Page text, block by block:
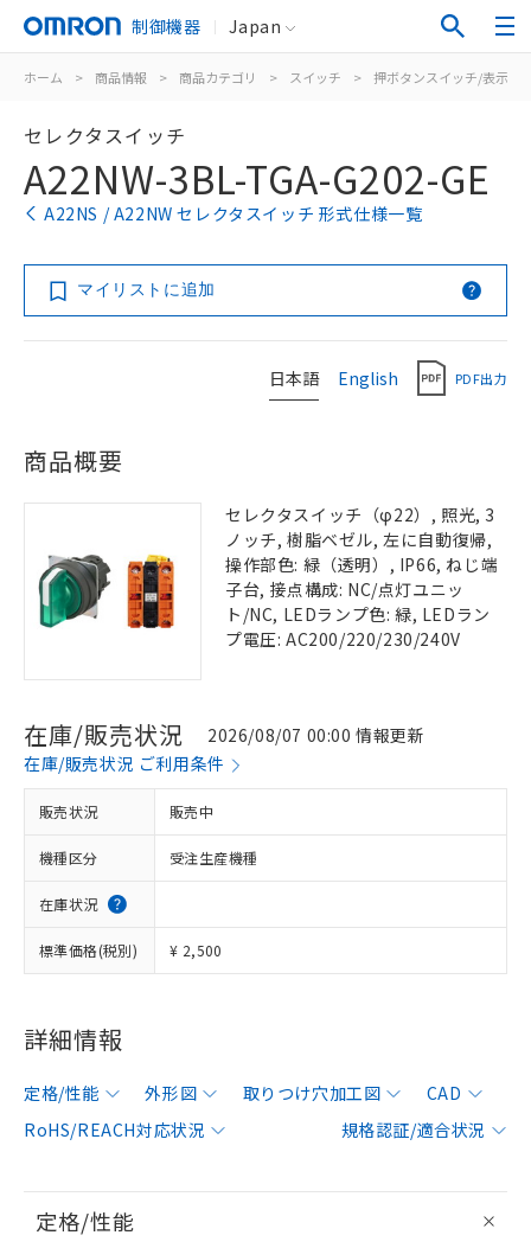
制御機器 Japan
ホーム > 商品情報 > 商品カテゴリ > スイッチ > 押ボタンスイッチ/表示灯
セレクタスイッチ
A22NW-3BL-TGA-G202-GE
A22NS / A22NW セレクタスイッチ 形式仕様一覧
マイリストに追加
日本語 English PDF出力
商品概要
セレクタスイッチ（φ22）, 照光, 3
ノッチ, 樹脂ベゼル, 左に自動復帰,
操作部色: 緑（透明）, IP66, ねじ端
子台, 接点構成: NC/点灯ユニッ
ト/NC, LEDランプ色: 緑, LEDラン
プ電圧: AC200/220/230/240V
在庫/販売状況
2026/08/07 00:00 情報更新
在庫/販売状況 ご利用条件
販売状況 販売中
機種区分 受注生産機種
在庫状況
標準価格(税別) ¥ 2,500
詳細情報
定格/性能 外形図 取りつけ穴加工図
CAD
RoHS/REACH対応状況
規格認証/適合状況
定格/性能